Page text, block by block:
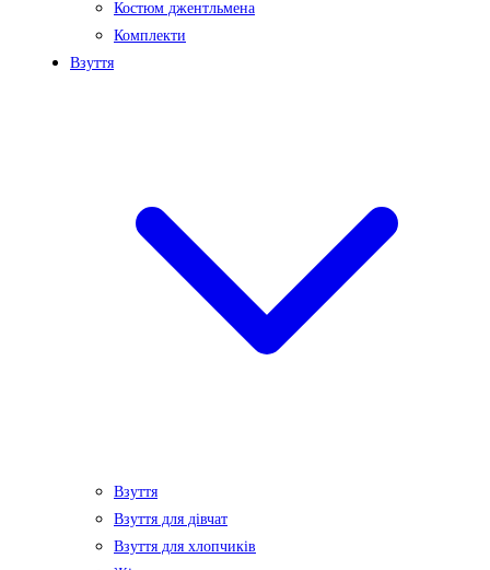
Костюм джентльмена
Комплекти
Взуття
Взуття
Взуття для дівчат
Взуття для хлопчиків